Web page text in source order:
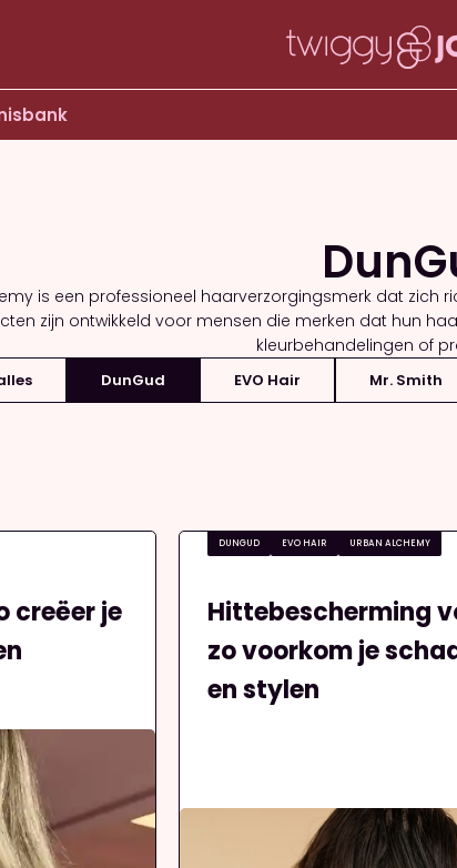
is een professioneel haarverzorgingsmerk dat
zijn ontwikkeld voor mensen die merken dat hun
kleurbehandelingen of
DunGud EVO Hair Mr. Smith
creëer je
DUNGUD EVO HAIR URBAN ALCHEMY
Hittebescherming
zo voorkom je
en stylen